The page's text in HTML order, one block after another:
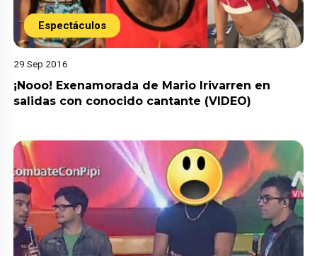
Espectáculos
29 Sep 2016
¡Nooo! Exenamorada de Mario Irivarren en
salidas con conocido cantante (VIDEO)